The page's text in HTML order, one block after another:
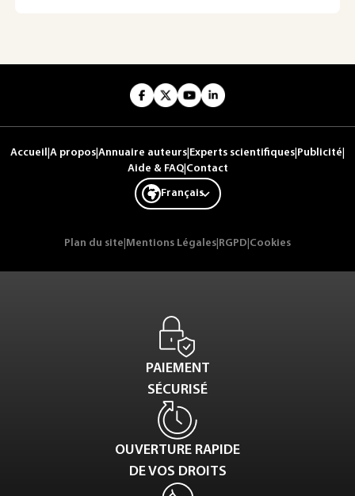
Accueil A propos Annuaire auteurs Experts scientifiques Publicité
Aide & FAQ| Contact
Français
Plan du site Mentions Légales RGPD Cookies
PAIEMENT
SÉCURISÉ
OUVERTURE RAPIDE
DE VOS DROITS